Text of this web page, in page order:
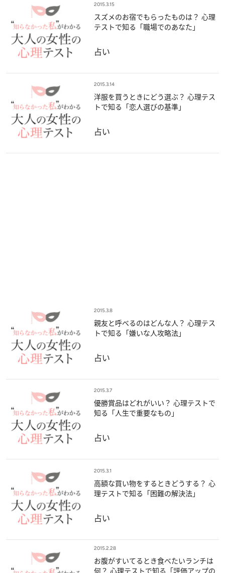
2015.3.15
スズメのお宿でもらったものは？ 心理
テストで知る「職場でのあなた」
占い
2015.3.14
洋服を買うときにどう選ぶ？ 心理テス
トで知る「恋人選びの基準」
占い
2015.3.8
親友と呼べるのはどんな人？ 心理テス
トで知る「嫌いな人攻略法」
占い
2015.3.7
優勝賞品はどれがいい？ 心理テストで
知る「人生で重要なもの」
占い
2015.3.1
高額な買い物をするときどうする？ 心
理テストで知る「困難の解決法」
占い
2015.2.28
お腹がすいてるとき食べたいランチは
何？ 心理テストで知る「評価アップの